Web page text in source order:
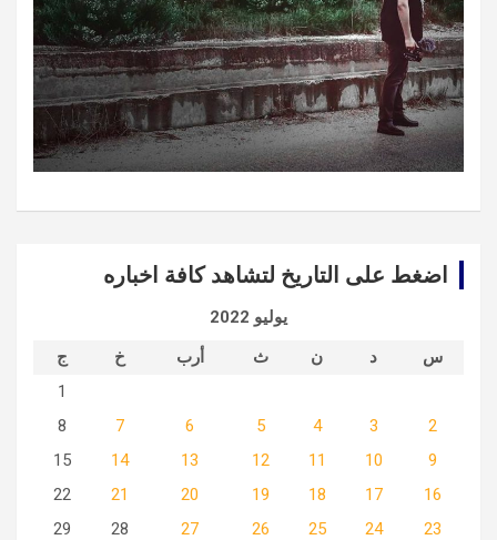
اضغط على التاريخ لتشاهد كافة اخباره
يوليو 2022
س
د ن ث أرب خ
ج
1
2
3
4
5
6
7
8
9
10
11
12
13
14
15
16
17
18
19
20
21
22
23
24
25
26
27
28
29